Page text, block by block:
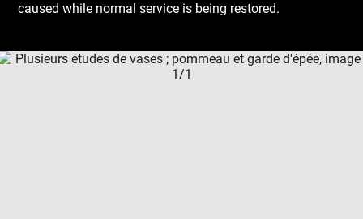
caused while normal service is being restored.
Download
Next
Previous